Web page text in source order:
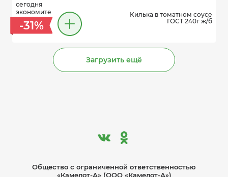
сегодня
экономите
-31%
Килька в томатном соусе
ГОСТ 240г ж/б
Загрузить ещё
Общество с ограниче­нной ответственностью
«Камелот-А» (ООО «Камелот-А»)